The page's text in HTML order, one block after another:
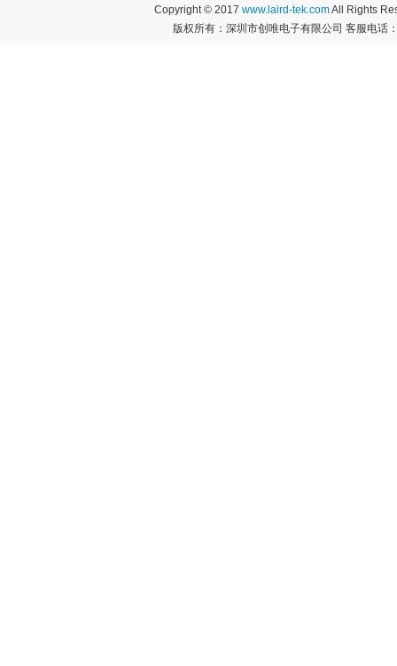
Copyright © 2017 www.laird-tek.comAll Rights
版权所有：深圳市创唯电子有限公司 客服电话